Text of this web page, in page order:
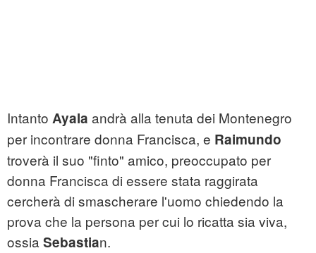
Intanto Ayala andrà alla tenuta dei Montenegro
per incontrare donna Francisca, e Raimundo
troverà il suo "finto" amico, preoccupato per
donna Francisca di essere stata raggirata
cercherà di smascherare l'uomo chiedendo la
prova che la persona per cui lo ricatta sia viva,
ossia Sebastian.